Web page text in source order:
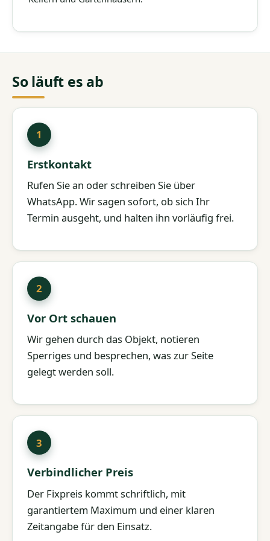
So läuft es ab
Erstkontakt
Rufen Sie an oder schreiben Sie über
WhatsApp. Wir sagen sofort, ob sich Ihr
Termin ausgeht, und halten ihn vorläufig frei.
Vor Ort schauen
Wir gehen durch das Objekt, notieren
Sperriges und besprechen, was zur Seite
gelegt werden soll.
Verbindlicher Preis
Der Fixpreis kommt schriftlich, mit
garantiertem Maximum und einer klaren
Zeitangabe für den Einsatz.